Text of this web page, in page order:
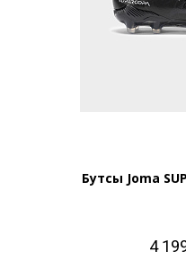
Бутсы Joma
4